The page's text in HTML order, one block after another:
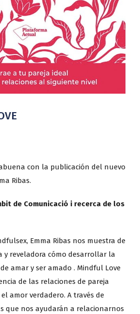
con la publicación del nuevo
Ribas.
de Comunicació i recerca de los
Emma Ribas nos muestra de
y reveladora cómo desarrollar la
amar y ser amado . Mindful Love
de las relaciones de pareja
amor verdadero. A través de
que nos ayudarán a relacionarnos